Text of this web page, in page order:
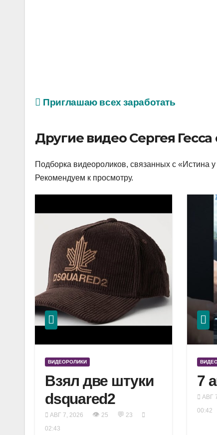
Приглашаю всех заработать
Другие видео Сергея
Подборка видеороликов, связанных с «Истина
Рекомендуем к просмотру.
ВИДЕОРОЛИКИ
Взял две штуки
dsquared2
АВГ 7, 2026 👁 25 💬 23
02:43
7
АВГ
00:42